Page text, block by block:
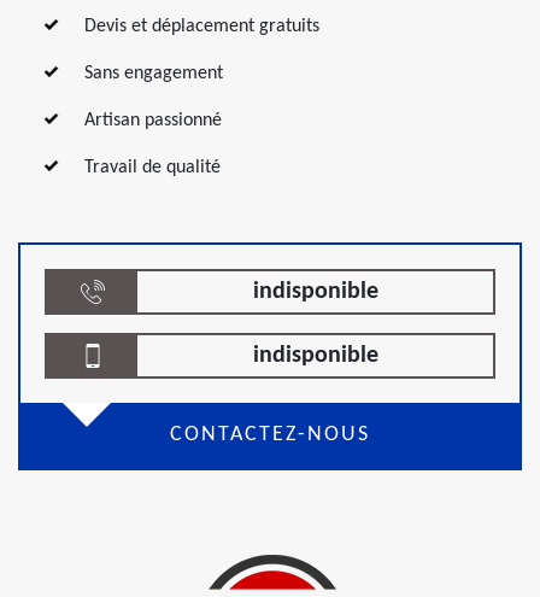
Devis et déplacement gratuits
Sans engagement
Artisan passionné
Travail de qualité
indisponible
indisponible
CONTACTEZ-NOUS